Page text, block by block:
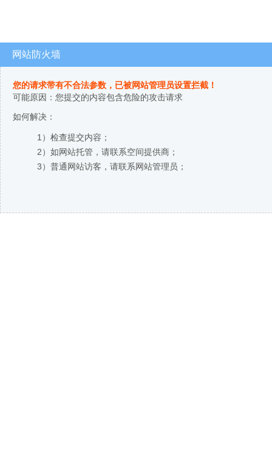
网站防火墙
您的请求带有不合法参数，已被网站管理员设置拦截！
可能原因：您提交的内容包含危险的攻击请求
如何解决：
1）检查提交内容；
2）如网站托管，请联系空间提供商；
3）普通网站访客，请联系网站管理员；